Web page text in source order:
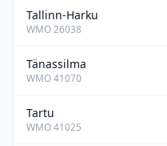
Tallinn-Harku
WMO26038
Tänassilma
WMO41070
Tartu
WMO41025